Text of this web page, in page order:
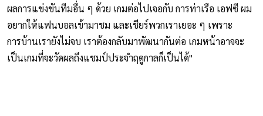
ผลการแข่งขันทีมอื่น ๆ ด้วย เกมต่อไปเจอกับ การท่าเรือ เอฟซี ผม
อยากให้แฟนบอลเข้ามาชม และเชียร์พวกเราเยอะ ๆ เพราะ
การบ้านเรายังไม่จบ เราต้องกลับมาพัฒนากันต่อ เกมหน้าอาจจะ
เป็นเกมที่จะวัดผลถึงแชมป์ประจำฤดูกาลก็เป็นได้"